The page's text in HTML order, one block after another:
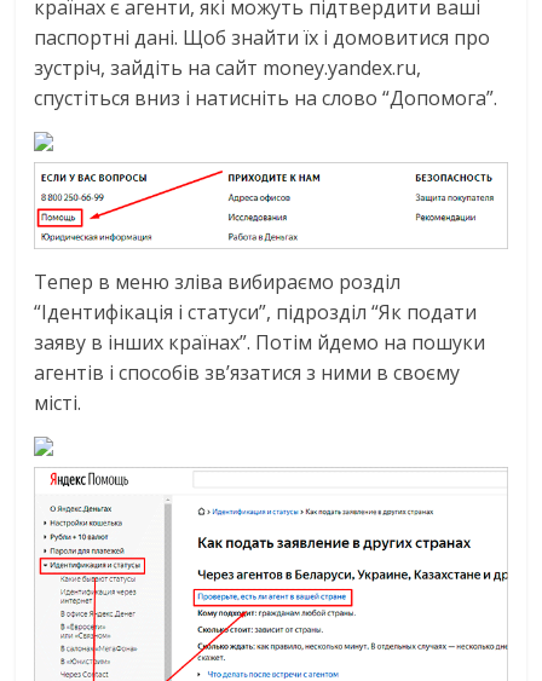
країнах є агенти, які можуть підтвердити ваші
паспортні дані. Щоб знайти їх і домовитися про
зустріч, зайдіть на сайт money.yandex.ru,
спустіться вниз і натисніть на слово “Допомога”.
Тепер в меню зліва вибираємо розділ
“Ідентифікація і статуси”, підрозділ “Як подати
заяву в інших країнах”. Потім йдемо на пошуки
агентів і способів зв’язатися з ними в своєму
місті.